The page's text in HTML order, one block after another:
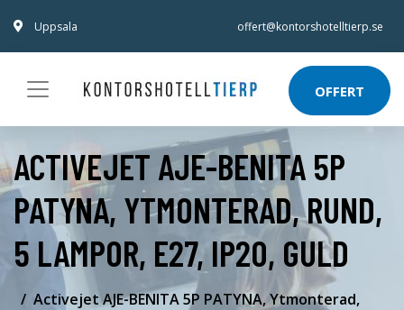
Uppsala offert@kontorshotelltierp.se
OFFERT
ACTIVEJET AJE-BENITA 5P
PATYNA, YTMONTERAD, RUND,
5 LAMPOR, E27, IP20, GULD
Activejet AJE-BENITA 5P PATYNA, Ytmonterad,